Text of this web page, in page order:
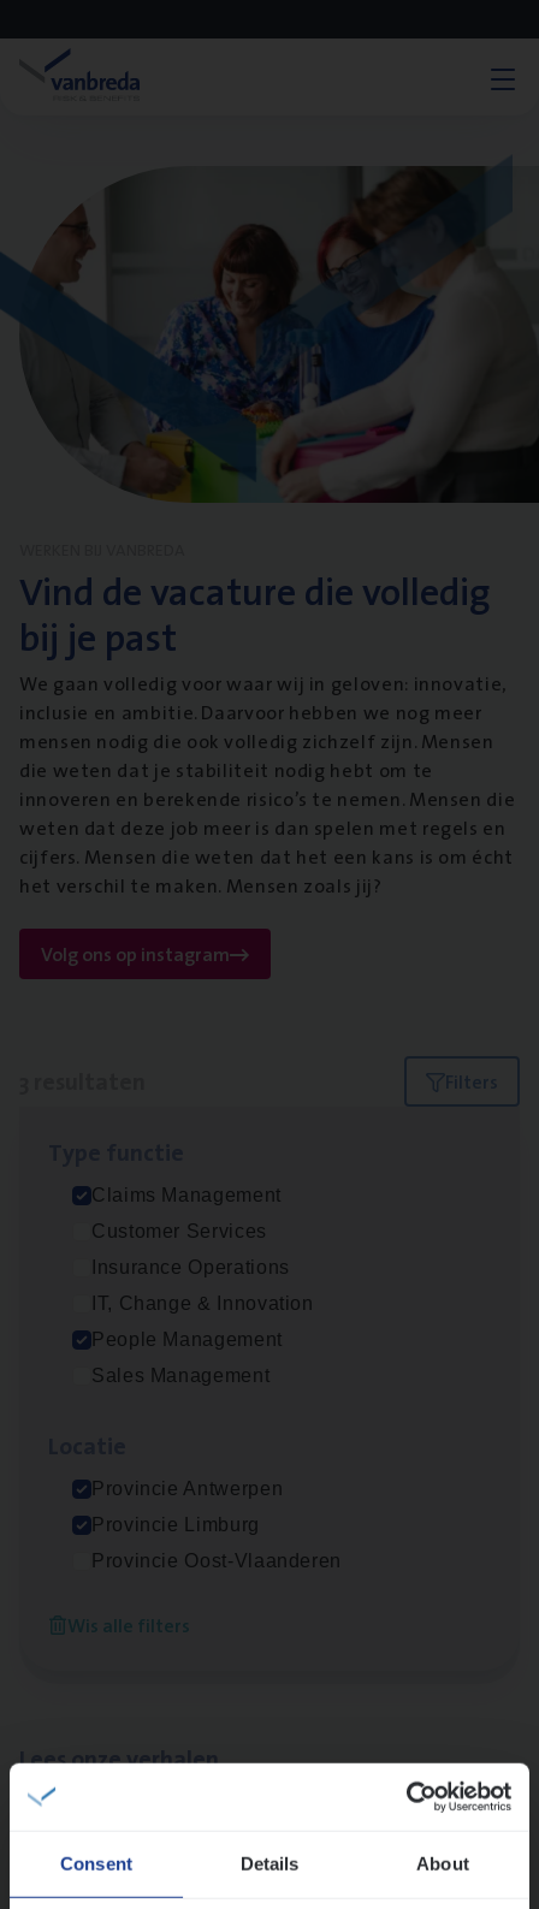
Consent Details About
Vind de vacature die volledig
bij je past
We gaan volledig voor waar wij in geloven: innovatie,
inclusie en ambitie. Daarvoor hebben we nog meer
mensen nodig die ook volledig zichzelf zijn. Mensen
die weten dat je stabiliteit nodig hebt om te
innoveren en berekende risico’s te nemen. Mensen die
weten dat deze job meer is dan spelen met regels en
cijfers. Mensen die weten dat het een kans is om écht
het verschil te maken. Mensen zoals jij?
Volg ons op instagram
Filters
Claims Management
Customer Services
Insurance Operations
IT, Change & Innovation
People Management
Sales Management
Provincie Antwerpen
Provincie Limburg
Provincie Oost-Vlaanderen
Wis alle filters
Claims­hand­ler Fleet&
Claims Management
Antwerpen
Scha­de Expert Fleet
Busi­ness Mana­ger Mari­ne Cargo
Antwerpen
Lees onze verhalen
Meer dan collega’s: hoe Julie en Aurélie elkaar
Mathias houdt van diepgaande dossiers én droge
humor